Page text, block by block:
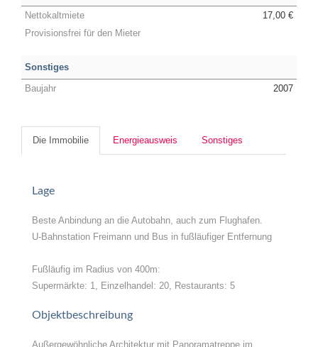
Nettokaltmiete
17,00 €
Provisionsfrei für den Mieter
Sonstiges
Baujahr
2007
Die Immobilie Energieausweis Sonstiges
Lage
Beste Anbindung an die Autobahn, auch zum Flughafen.
U-Bahnstation Freimann und Bus in fußläufiger Entfernung
Fußläufig im Radius von 400m:
Supermärkte: 1, Einzelhandel: 20, Restaurants: 5
Objektbeschreibung
Außergewöhnliche Architektur mit Panoramatreppe im